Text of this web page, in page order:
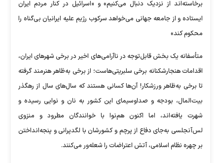
برخاسته‌اند از نزدیک دنبال می‌کنیم» و «اسرائیل در کنار مردم ایران
ایستاده و از جامعه جهانی می‌خواهد سرکوب رژیم علیه ایرانیان بی‌گناه را
محکوم کند»
متأسفانه یک بخش قابل‌توجه در ناآرامی‌های اخیر در برخی شهر‌های ایران،
اقدامات هنجارشکنانه برخی سلبریتی‌هاست؛ از برخی به‌ظاهر هنرمند گرفته
تا برخی به‌ظاهر ورزشکار! آن‌ها کسانی هستند که سال‌های سال از رهگذر
بیت‌المال، بودجه و صداوسیمای این کشور به نان و نوایی رسیده و
شهرت یافته‌اند، اما اکنون هم‌نوا با خوانندگان مطرود و منزوی
لس‌آنجلسی به‌جای دفاع از پرچم و کشورشان با لگدپرانی و پنجه‌انداختن
بر چهره نظام اسلامی، آتش اعتراضات را شعله‌ور می‌کنند.